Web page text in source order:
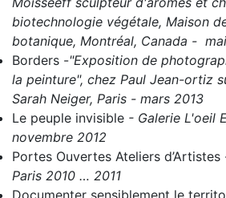
biotechnologie végétale, Maison
botanique, Montréal, Canada -
Borders -"Exposition de
la peinture", chez Paul Jean-ortiz
Sarah Neiger, Paris - mars 2013
Le peuple invisible - Galerie L'oeil
novembre 2012
Portes Ouvertes Ateliers d’Artistes
Paris 2010 … 2011